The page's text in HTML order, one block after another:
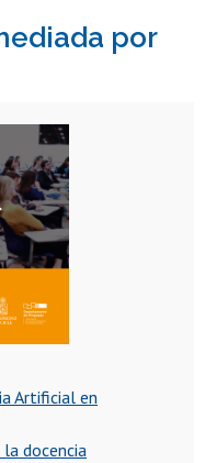
por
Artificial en
docencia